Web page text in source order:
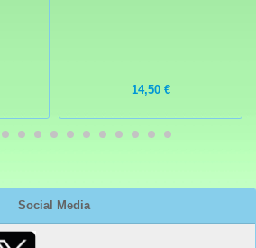
Social Media
14,50 €